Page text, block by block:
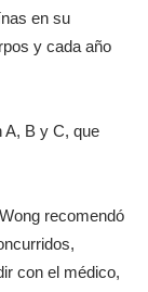
en su
y cada año
A, B y C, que
recomendó
con el médico,